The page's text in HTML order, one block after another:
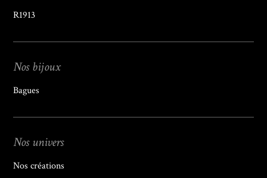
R1913
Nos bijoux
Bagues
Nos univers
Nos créations